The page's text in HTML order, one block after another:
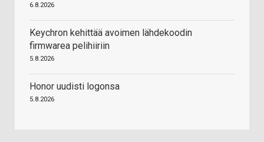
6.8.2026
Keychron kehittää avoimen lähdekoodin
firmwarea pelihiiriin
5.8.2026
Honor uudisti logonsa
5.8.2026